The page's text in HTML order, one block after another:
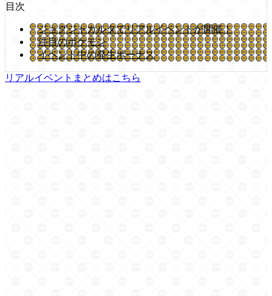
目次
ジョグジャカルタでリアルイベントが開催！
注目のポケモン
イベント中の発生ボーナス
リアルイベントまとめはこちら